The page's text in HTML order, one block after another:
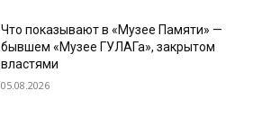
Что показывают в «Музее Памяти» —
бывшем «Музее ГУЛАГа», закрытом
властями
05.08.2026